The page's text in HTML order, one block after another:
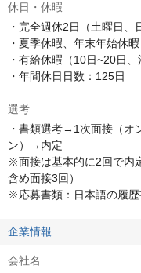
休日・休暇
・完全週休2日（土曜日、
・夏季休暇、年末年始休暇
・有給休暇（10日~20日
・年間休日日数：125日
選考
・書類選考→1次面接（オ
ン）→内定
※面接は基本的に2回で内
含め面接3回）
※応募書類：日本語の履
企業情報
会社名